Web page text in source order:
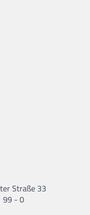
Straße 33
99 - 0